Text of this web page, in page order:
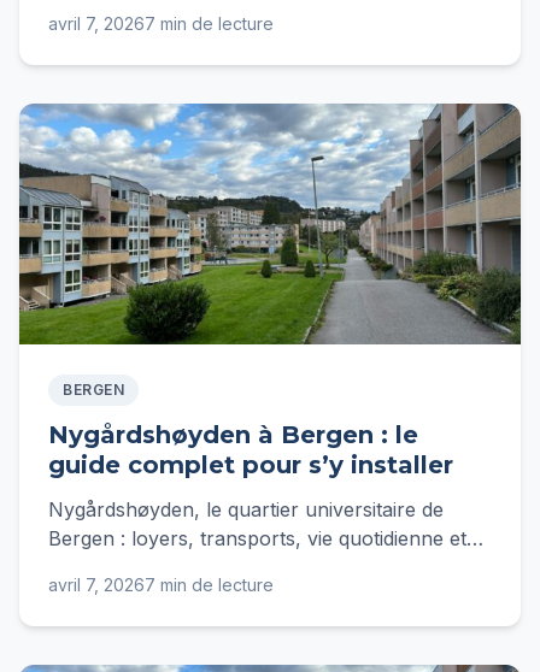
d'expatriée pour s'y installer.
avril 7, 20267 min de lecture
BERGEN
Nygårdshøyden à Bergen : le
guide complet pour s’y installer
Nygårdshøyden, le quartier universitaire de
Bergen : loyers, transports, vie quotidienne et
Guide complet 2026.
avril 7, 20267 min de lecture